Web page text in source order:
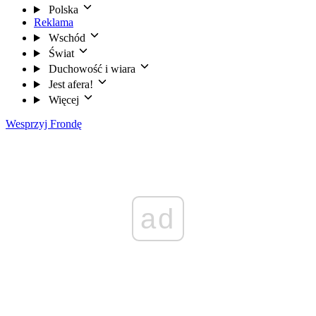
Polska
Reklama
Wschód
Świat
Duchowość i wiara
Jest afera!
Więcej
Wesprzyj Frondę
ad